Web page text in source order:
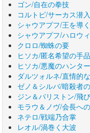
ゴン/自在の拳技
コルトピ/サーカス潜
シャウアプフ/王を導
シャウアプフ/ハロウ
クロロ/蜘蛛の要
ヒソカ/匿名希望の手
ヒソカ/悪魔のハンタ
ダルツォルネ/直情的
ゼノ＆シルバ/暗殺者
ジン＆パリストン/飛
モラウ＆ノヴ/会長へ
ネテロ/戦端乃合掌
レオル/渦巻く大波